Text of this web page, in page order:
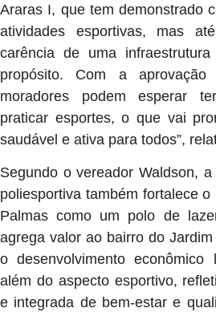
Araras I, que tem demonstrado
atividades esportivas, mas
carência de uma
propósito. Com a
moradores podem esperar
praticar esportes, o que vai
saudável e ativa para todos”,
Segundo o vereador Waldson,
poliesportiva também fortalece
Palmas como um polo de
agrega valor ao bairro do
o desenvolvimento
além do aspecto esportivo,
e integrada de bem-estar e